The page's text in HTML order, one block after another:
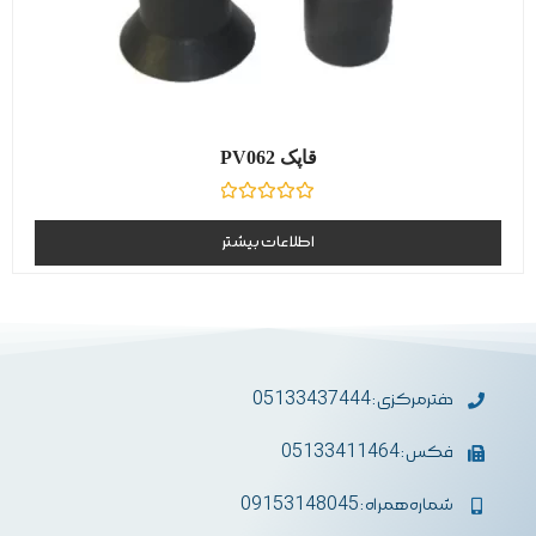
قاپک PV062
از
5
اطلاعات بیشتر
دفترمرکزی : 05133437444
فکس : 05133411464
شماره همراه : 09153148045